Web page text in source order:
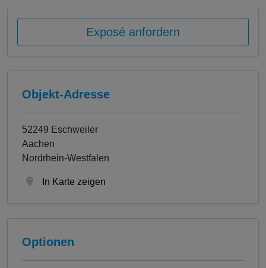
Exposé anfordern
Objekt-Adresse
52249 Eschweiler
Aachen
Nordrhein-Westfalen
In Karte zeigen
Optionen